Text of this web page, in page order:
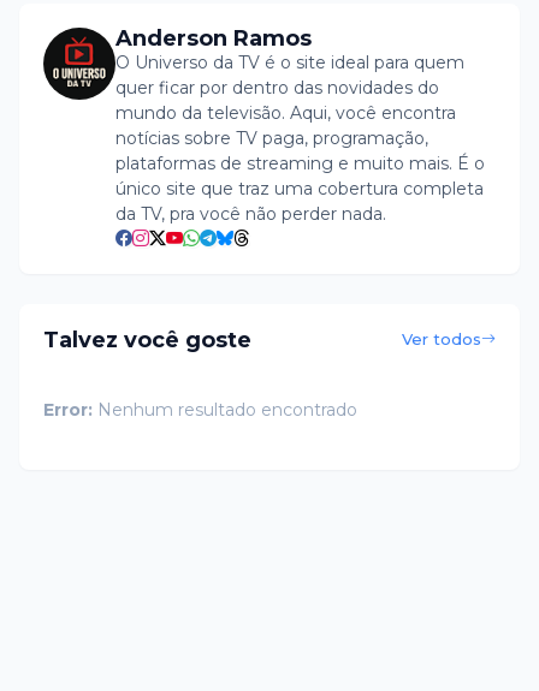
Anderson Ramos
O Universo da TV é o site ideal para quem
quer ficar por dentro das novidades do
mundo da televisão. Aqui, você encontra
notícias sobre TV paga, programação,
plataformas de streaming e muito mais. É o
único site que traz uma cobertura completa
da TV, pra você não perder nada.
Talvez você goste Ver todos
Error: Nenhum resultado encontrado